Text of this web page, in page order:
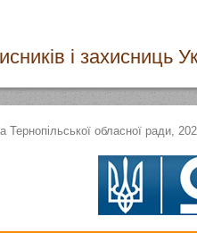
і захисниць
обласної ради,